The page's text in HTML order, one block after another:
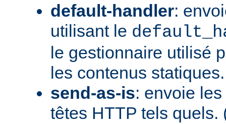
default-handler:
utilisant le
le gestionnaire utilisé
les contenus
send-as-is: envoie
têtes HTTP tels quels.